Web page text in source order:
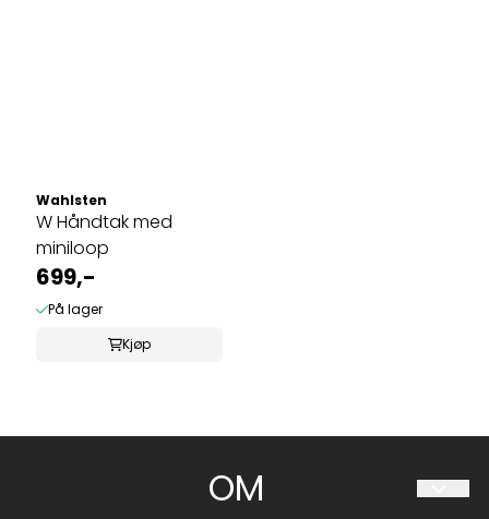
Wahlsten
W Håndtak med
miniloop
699,-
På lager
Kjøp
OM